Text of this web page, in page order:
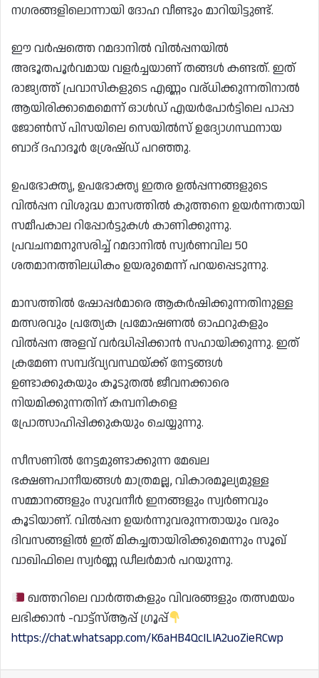
നഗരങ്ങളിലൊന്നായി ദോഹ വീണ്ടും മാറിയിട്ടുണ്ട്.
ഈ വർഷത്തെ റമദാനിൽ വിൽപ്പനയിൽ
അഭൂതപൂർവമായ വളർച്ചയാണ് തങ്ങൾ കണ്ടത്. ഇത്
രാജ്യത്ത് പ്രവാസികളുടെ എണ്ണം വര്ധിക്കുന്നതിനാൽ
ആയിരിക്കാമെമെന്ന് ഓൾഡ് എയർപോർട്ടിലെ പാപ്പാ
ജോൺസ് പിസയിലെ സെയിൽസ് ഉദ്യോഗസ്ഥനായ
ബാദ് ദഹാദൂർ ശ്രേഷ്ഡ് പറഞ്ഞു.
ഉപഭോക്തൃ, ഉപഭോക്തൃ ഇതര ഉൽപ്പന്നങ്ങളുടെ
വിൽപ്പന വിശുദ്ധ മാസത്തിൽ കുത്തനെ ഉയർന്നതായി
സമീപകാല റിപ്പോർട്ടുകൾ കാണിക്കുന്നു.
പ്രവചനമനുസരിച്ച് റമദാനിൽ സ്വർണവില 50
ശതമാനത്തിലധികം ഉയരുമെന്ന് പറയപ്പെടുന്നു.
മാസത്തിൽ ഷോപ്പർമാരെ ആകർഷിക്കുന്നതിനുള്ള
മത്സരവും പ്രത്യേക പ്രമോഷണൽ ഓഫറുകളും
വിൽപ്പന അളവ് വർദ്ധിപ്പിക്കാൻ സഹായിക്കുന്നു. ഇത്
ക്രമേണ സമ്പദ്‌വ്യവസ്ഥയ്ക്ക് നേട്ടങ്ങൾ
ഉണ്ടാക്കുകയും കൂടുതൽ ജീവനക്കാരെ
നിയമിക്കുന്നതിന് കമ്പനികളെ
പ്രോത്സാഹിപ്പിക്കുകയും ചെയ്യുന്നു.
സീസണിൽ നേട്ടമുണ്ടാക്കുന്ന മേഖല
ഭക്ഷണപാനീയങ്ങൾ മാത്രമല്ല, വികാരമൂല്യമുള്ള
സമ്മാനങ്ങളും സുവനീർ ഇനങ്ങളും സ്വർണവും
കൂടിയാണ്. വിൽപ്പന ഉയർന്നുവരുന്നതായും വരും
ദിവസങ്ങളിൽ ഇത് മികച്ചതായിരിക്കുമെന്നും സൂഖ്
വാഖിഫിലെ സ്വർണ്ണ ഡീലർമാർ പറയുന്നു.
ഖത്തറിലെ വാർത്തകളും വിവരങ്ങളും തത്സമയം
ലഭിക്കാൻ -വാട്ട്സ്ആപ്പ് ഗ്രൂപ്പ്
https://chat.whatsapp.com/K6aHB4QcILIA2uoZieRCwp